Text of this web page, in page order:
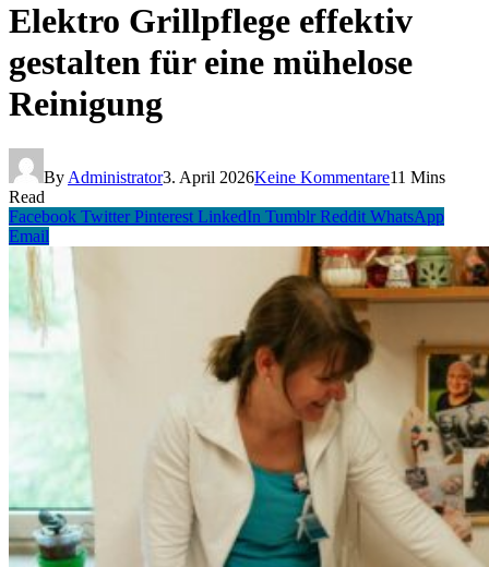
Elektro Grillpflege effektiv
gestalten für eine mühelose
Reinigung
By Administrator3. April 2026Keine Kommentare11 Mins
Read
Facebook Twitter Pinterest LinkedIn Tumblr Reddit WhatsApp
Email